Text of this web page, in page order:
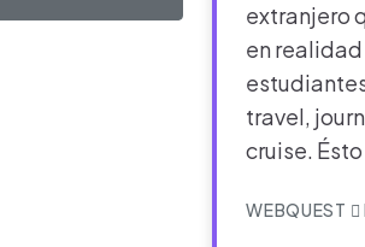
extranjero
en
travel,
cruise.
WEBQUEST